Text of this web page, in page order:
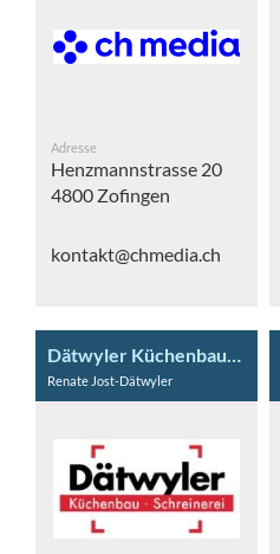
Adresse
Henzmannstrasse 20
4800 Zofingen
kontakt@chmedia.ch
Renate Jost-Dätwyler